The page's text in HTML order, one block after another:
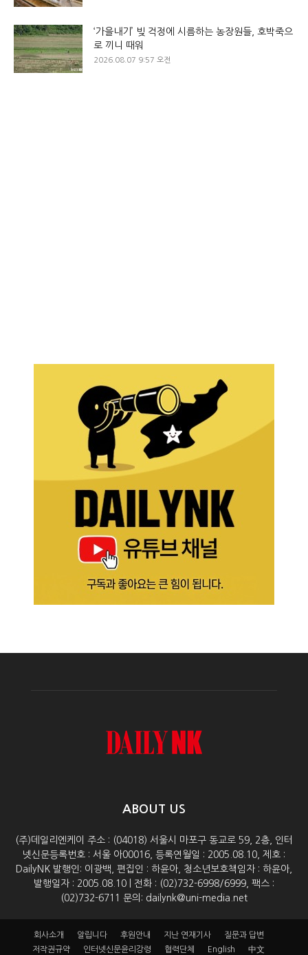
‘가을내기’ 빚 걱정에 시름하는 농장원들, 호박죽으
로 끼니 때워
2026.08.07 9:57 오전
ABOUT US
(주)데일리엔케이 주소 : (04018) 서울시 마포구 동교로 59, 2층, 인터
넷신문등록번호 : 서울 아00016, 등록연월일 : 2005.08.10, 제호 :
DailyNK 발행인: 이광백, 편집인 : 하윤아, 청소년보호책임자 : 하윤아,
발행일자 : 2005.08.10 | 전화 : (02)732-6998/6999, 팩스 :
(02)732-6711 문의: dailynk@uni-media.net
회사소개 알립니다 후원안내 지난 연재기사
질문과 답변
저작권규약
인터넷신문윤리강령 협력단체 English 中文